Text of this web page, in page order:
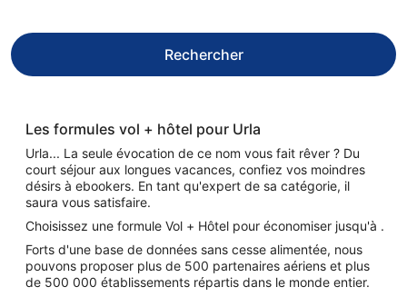
Rechercher
Les formules vol + hôtel pour Urla
Urla... La seule évocation de ce nom vous fait rêver ? Du
court séjour aux longues vacances, confiez vos moindres
désirs à ebookers. En tant qu'expert de sa catégorie, il
saura vous satisfaire.
Choisissez une formule Vol + Hôtel pour économiser jusqu'à .
Forts d'une base de données sans cesse alimentée, nous
pouvons proposer plus de 500 partenaires aériens et plus
de 500 000 établissements répartis dans le monde entier.